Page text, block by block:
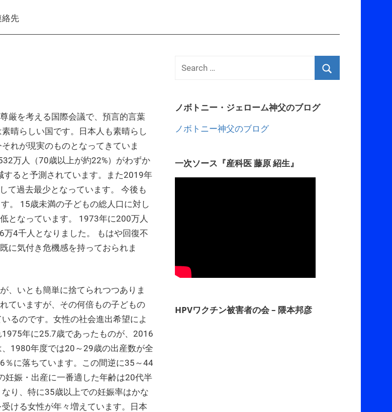
絡先
厳を考える国際会議で、預言的言葉
晴らしい国です。日本人も素晴らし
れが現実のものとなってきていま
万人（70歳以上が約22%）がわずか
ると予測されています。また2019年
て過去最少となっています。 今後も
。 15歳未満の子どもの総人口に対し
となっています。 1973年に200万人
4千人となりました。 もはや回復不
に気付き危機感を持っておられま
、いとも簡単に捨てられつつありま
ていますが、その何倍もの子どもの
るのです。女性の社会進出希望によ
年に25.7歳であったものが、2016
1980年度では20～29歳の出産数が全
に落ちています。この間逆に35～44
妊娠・出産に一番適した年齢は20代半
り、特に35歳以上での妊娠率はかな
ける女性が年々増えています。日本
ノボトニー・ジェローム神父のブログ
ノボトニー神父のブログ
一次ソース『産科医 藤原 紹生』
HPVワクチン被害者の会 – 隈本邦彦